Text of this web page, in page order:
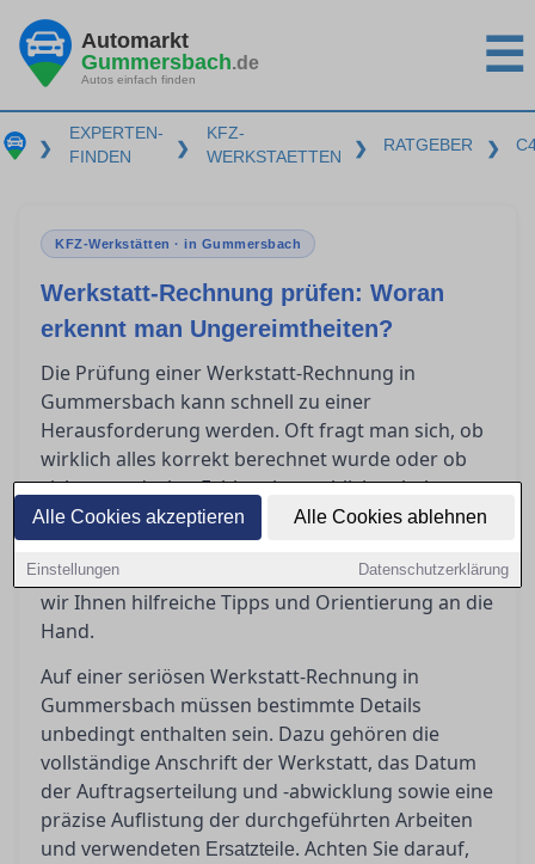
Alle Cookies akzeptieren Alle Cookies ablehnen
Einstellungen Datenschutzerklärung
Automarkt
Gummersbach.de
Autos einfach finden ☰
❯
EXPERTEN-
FINDEN
❯
KFZ-
WERKSTAETTEN
❯ RATGEBER ❯
KFZ-Werkstätten · in Gummersbach
Werkstatt-Rechnung prüfen: Woran
erkennt man Ungereimtheiten?
Die Prüfung einer Werkstatt-Rechnung in
Gummersbach kann schnell zu einer
Herausforderung werden. Oft fragt man sich, ob
wirklich alles korrekt berechnet wurde oder ob
sich unentdeckte Fehler eingeschlichen haben.
Um Verständnis für die wesentlichen Bestandteile
einer seriösen Rechnung zu schaffen und
potenzielle Ungereimtheiten zu erkennen, geben
wir Ihnen hilfreiche Tipps und Orientierung an die
Hand.
Auf einer seriösen Werkstatt-Rechnung in
Gummersbach müssen bestimmte Details
unbedingt enthalten sein. Dazu gehören die
vollständige Anschrift der Werkstatt, das Datum
der Auftragserteilung und -abwicklung sowie eine
präzise Auflistung der durchgeführten Arbeiten
und verwendeten Ersatzteile. Achten Sie darauf,